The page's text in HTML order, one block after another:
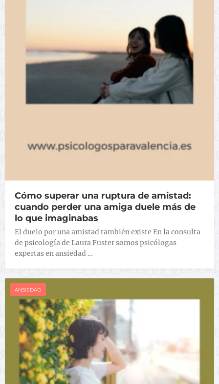
Cómo superar una ruptura de amistad:
cuando perder una amiga duele más de
lo que imaginabas
El duelo por una amistad también existe En la consulta
de psicología de Laura Fuster somos psicólogas
expertas en ansiedad …
ANSIEDAD